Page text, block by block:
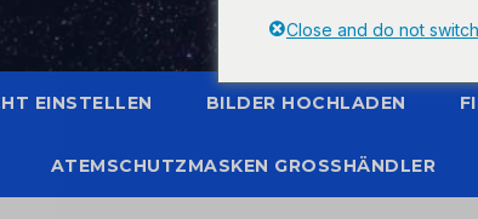
EINSTELLEN BILDER HOCHLADEN
ATEMSCHUTZMASKEN GROSSHÄNDLER
Close and do not